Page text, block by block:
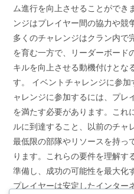
ム進行を向上させることができ
ンジはプレイヤー間の協力や競
多くのチャレンジはクラン内で
を育む一方で、リーダーボード
キルを向上させる動機付けとな
す。 イベントチャレンジに参
ャレンジに参加するには、プレ
を満たす必要があります。これ
ルに到達すること、以前のチャ
最低限の部隊やリソースを持っ
ります。これらの要件を理解す
準備し、成功の可能性を最大化
プレイヤーは安定したインター